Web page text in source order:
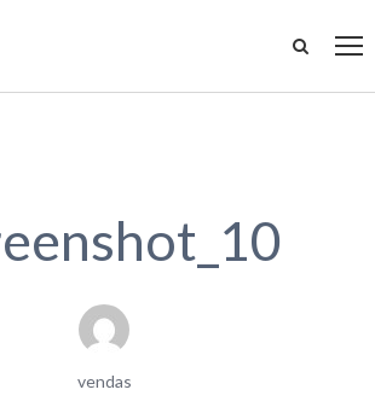
vendas